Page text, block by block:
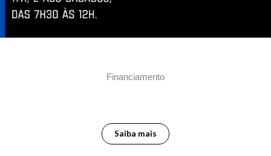
Financiamento
Saiba mais